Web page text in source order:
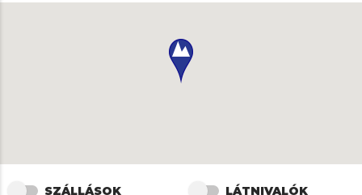
SZÁLLÁSOK LÁTNIVALÓK